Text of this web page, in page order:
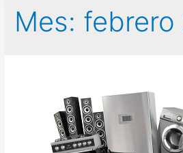
Mes: febrero